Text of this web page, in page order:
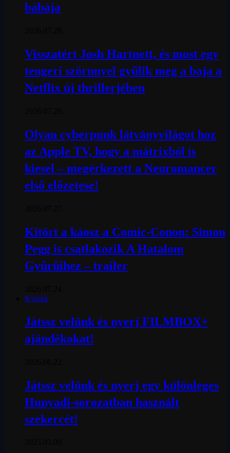
bábája
Visszatért Josh Hartnett, és most egy
tengeri szörnnyel gyűlik meg a baja a
Netflix új thrillerjében
Olyan cyberpunk látványvilágot hoz
az Apple TV, hogy a mátrixból is
kiesel – megérkezett a Neuromancer
első előzetese!
Kitört a káosz a Comic-Conon: Simon
Pegg is csatlakozik A Hatalom
Gyűrűihez – trailer
Kvízek
Játssz velünk és nyerj FILMBOX+
ajándékokat!
Játssz velünk és nyerj egy különleges
Hunyadi-sorozatban használt
szekercét!